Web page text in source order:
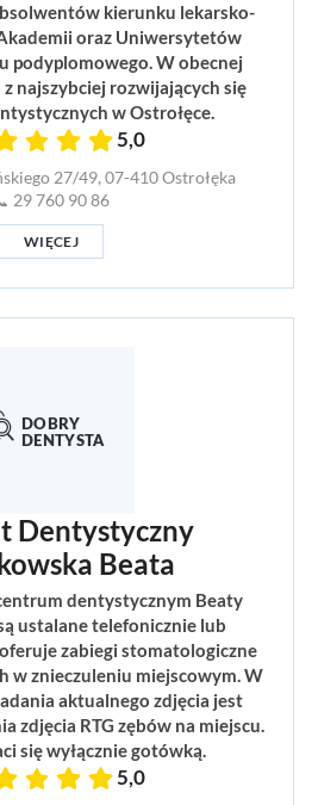
kierunku lekarsko-
oraz Uniwersytetów
podyplomowego. W obecnej
najszybciej rozwijających się
w Ostrołęce.
5,0
27/49, 07-410 Ostrołęka
29 760 90 86
WIĘCEJ
Dentystyczny
Beata
dentystycznym Beaty
ustalane telefonicznie lub
zabiegi stomatologiczne
w znieczuleniu miejscowym. W
aktualnego zdjęcia jest
zdjęcia RTG zębów na miejscu.
się wyłącznie gotówką.
5,0